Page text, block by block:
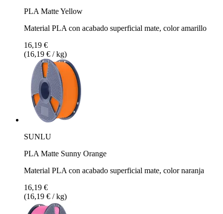
PLA Matte Yellow
Material PLA con acabado superficial mate, color amarillo
16,19 €
(16,19 € / kg)
SUNLU
PLA Matte Sunny Orange
Material PLA con acabado superficial mate, color naranja
16,19 €
(16,19 € / kg)